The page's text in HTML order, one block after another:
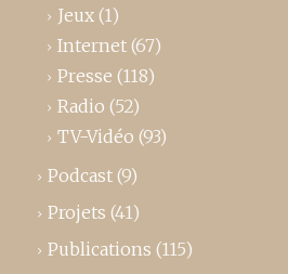
Jeux (1)
Internet (67)
Presse (118)
Radio (52)
TV-Vidéo (93)
Podcast (9)
Projets (41)
Publications (115)